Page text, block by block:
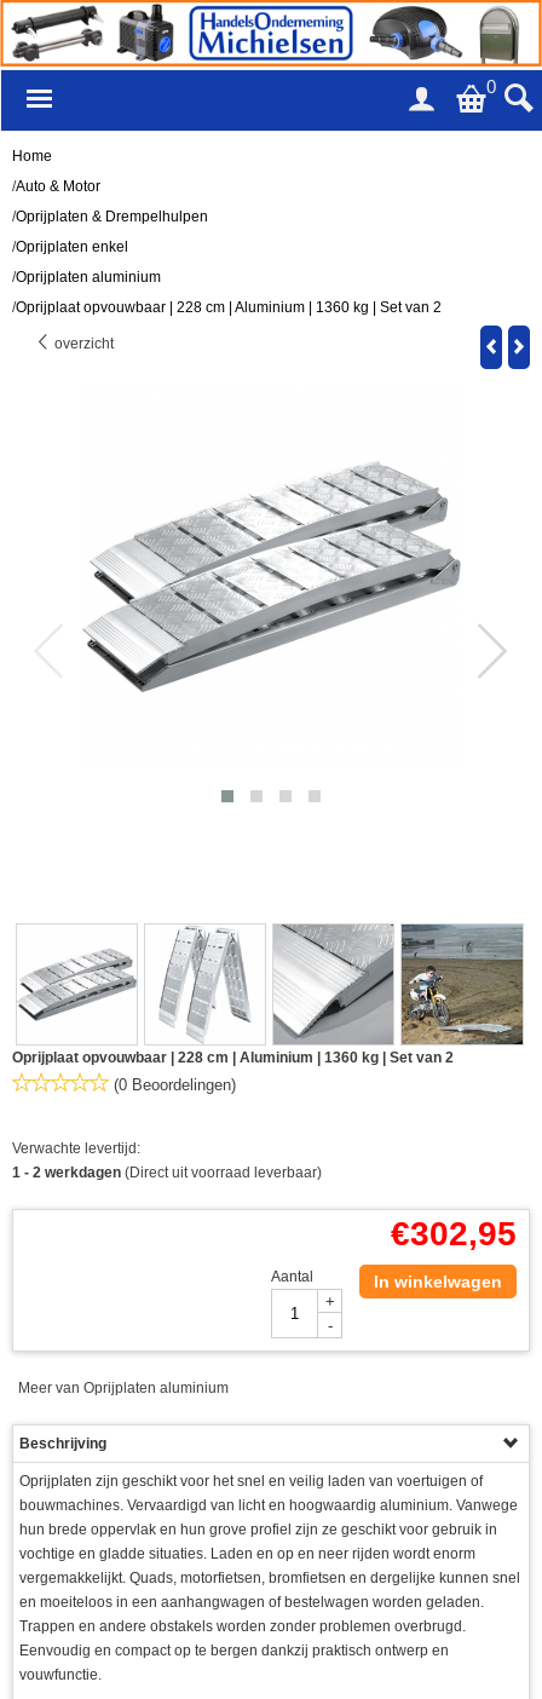
0
Home
/Auto & Motor
/Oprijplaten & Drempelhulpen
/Oprijplaten enkel
/Oprijplaten aluminium
/Oprijplaat opvouwbaar | 228 cm | Aluminium | 1360 kg | Set van 2
overzicht
Oprijplaat opvouwbaar | 228 cm | Aluminium | 1360 kg | Set van 2
(0 Beoordelingen)
Verwachte levertijd:
1 - 2 werkdagen (Direct uit voorraad leverbaar)
€302,95
Aantal
+
-
In winkelwagen
Meer van Oprijplaten aluminium
Beschrijving
Oprijplaten zijn geschikt voor het snel en veilig laden van voertuigen of
bouwmachines. Vervaardigd van licht en hoogwaardig aluminium. Vanwege
hun brede oppervlak en hun grove profiel zijn ze geschikt voor gebruik in
vochtige en gladde situaties. Laden en op en neer rijden wordt enorm
vergemakkelijkt. Quads, motorfietsen, bromfietsen en dergelijke kunnen snel
en moeiteloos in een aanhangwagen of bestelwagen worden geladen.
Trappen en andere obstakels worden zonder problemen overbrugd.
Eenvoudig en compact op te bergen dankzij praktisch ontwerp en
vouwfunctie.